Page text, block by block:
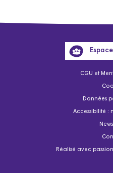
CGU et
Données
Accessibilité
Réalisé avec